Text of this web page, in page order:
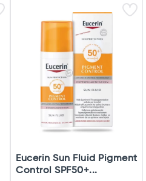
Eucerin Sun Fluid Pigment
Control SPF50+...